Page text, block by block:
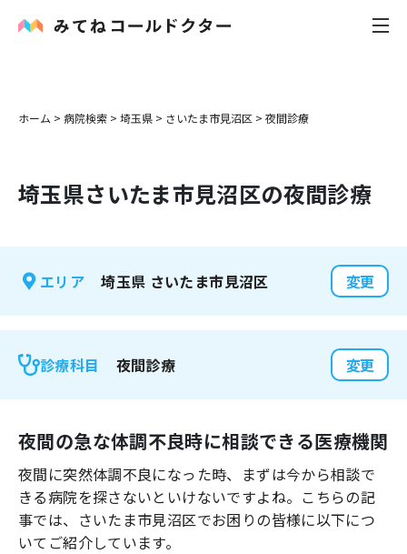
内科
花粉症
感染症
よくあるご質問
ホーム > 病院検索 > 埼玉県 > さいたま市見沼区 > 夜間診療
埼玉県さいたま市見沼区の夜間診療
エリア 埼玉県 さいたま市見沼区 変更
診療科目 夜間診療 変更
夜間の急な体調不良時に相談できる医療機関
夜間に突然体調不良になった時、まずは今から相談で
きる病院を探さないといけないですよね。こちらの記
事では、 さいたま市見沼区でお困りの皆様に以下につ
いてご紹介しています。